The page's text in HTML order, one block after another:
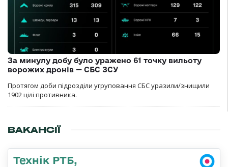
За минулу добу було уражено 61 точку вильоту
ворожих дронів — СБС ЗСУ
Протягом доби підрозділи угруповання СБС уразили/знищили
1902 цілі противника.
ВАКАНСІЇ
Технік РТБ,